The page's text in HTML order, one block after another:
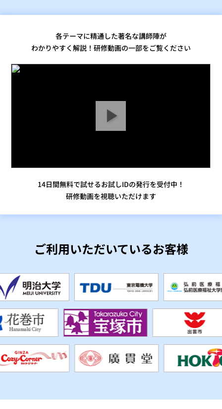
各テーマに精通した著名な講師陣が
わかりやすく解説！研修動画の一部をご覧ください
14日間無料で試せるお試しIDの発行を受付中！
研修動画を視聴いただけます
ご利用いただいているお客様